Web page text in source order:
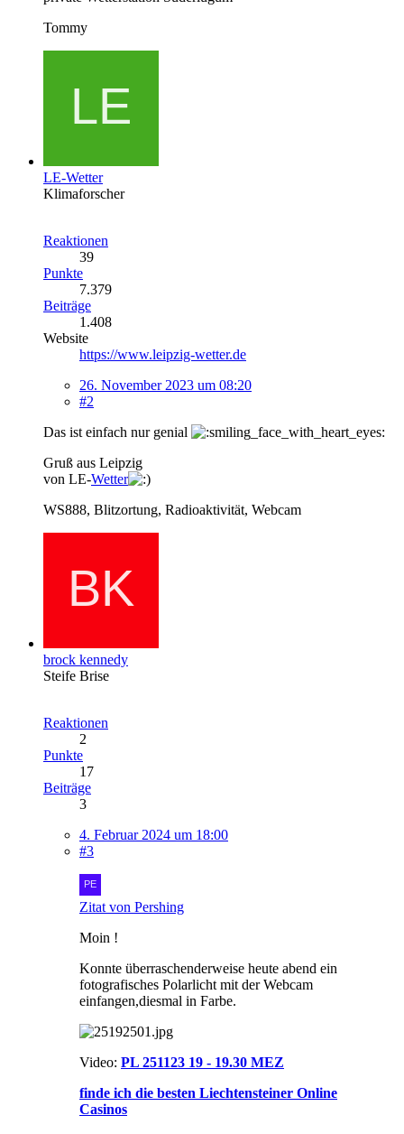
Tommy
LE-Wetter
Klimaforscher
Reaktionen
39
Punkte
7.379
Beiträge
1.408
Website
https://www.leipzig-wetter.de
26. November 2023 um 08:20
#2
Das ist einfach nur genial
Gruß aus Leipzig
von LE-Wetter
WS888, Blitzortung, Radioaktivität, Webcam
brock kennedy
Steife Brise
Reaktionen
2
Punkte
17
Beiträge
3
4. Februar 2024 um 18:00
#3
Zitat von Pershing
Moin !
Konnte überraschenderweise heute abend ein
fotografisches Polarlicht mit der Webcam
einfangen,diesmal in Farbe.
Video: PL 251123 19 - 19.30 MEZ
finde ich die besten Liechtensteiner Online
Casinos